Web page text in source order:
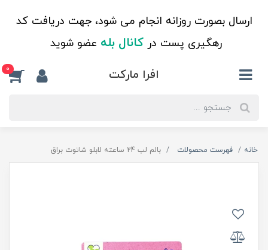
ارسال بصورت روزانه انجام می شود، جهت دریافت کد
رهگیری پست درکانال بله عضو شوید
افرا مارکت 0
خانه فهرست محصولات بالم لب 24 ساعته لابلو شاتوت براق